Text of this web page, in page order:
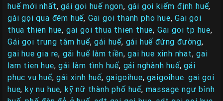
huế mới nhất,gái gọi huế ngon, gái gọi kiểm định huế,
gái gọi qua đêm huế, Gai goi thanh pho hue,Gai goi
thua thien hue, gai goi thua thien thue, Gai goi tp hue,
Gái gọi trung tâm huế,gái huế, gái huế đứng đường,
gai hue gia re, gái huế làm tiền,gai hue xinh nhat,gai
lam tien hue,gái làm tình huế, gái nghành huế,gái
phục vụ huế,gái xinh huế, gaigoihue,gaigoihue. gai goi
hue,ky nu hue, kỹ nữ thành phố huế, massage ngự bình